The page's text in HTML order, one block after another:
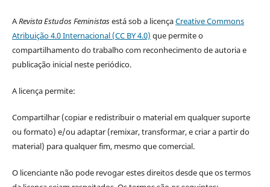
ARevista Estudos Feministasestá sob a licençaCreative Commons
Atribuição 4.0 Internacional (CC BY 4.0) que permite o
compartilhamento do trabalho com reconhecimento de autoria e
publicação inicial neste periódico.
A licença permite:
Compartilhar (copiar e redistribuir o material em qualquer suporte
ou formato) e/ou adaptar (remixar, transformar, e criar a partir do
material) para qualquer fim, mesmo que comercial.
O licenciante não pode revogar estes direitos desde que os termos